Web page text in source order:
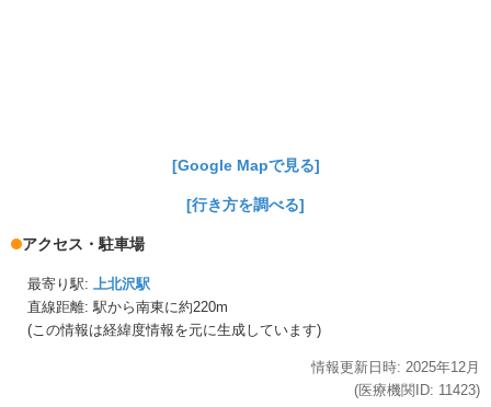
[Google Mapで見る]
[行き方を調べる]
アクセス・駐車場
最寄り駅: 上北沢駅
直線距離: 駅から南東に約220m
(この情報は経緯度情報を元に生成しています)
情報更新日時: 2025年12月
(医療機関ID: 11423)